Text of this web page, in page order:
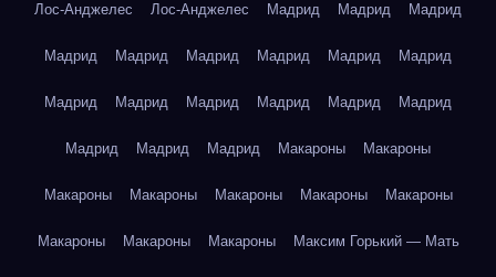
Лос-Анджелес Лос-Анджелес Мадрид Мадрид Мадрид
Мадрид Мадрид Мадрид Мадрид Мадрид Мадрид
Мадрид Мадрид Мадрид Мадрид Мадрид Мадрид
Мадрид Мадрид Мадрид Макароны Макароны
Макароны Макароны Макароны Макароны Макароны
Макароны Макароны Макароны Максим Горький — Мать